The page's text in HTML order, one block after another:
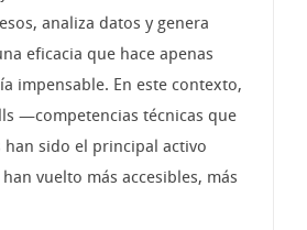
analiza datos y genera
eficacia que hace apenas
impensable. En este contexto,
—competencias técnicas que
han sido el principal activo
vuelto más accesibles, más